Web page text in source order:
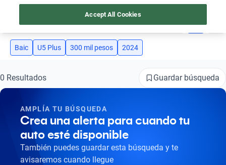
Busca por modelo
Busca por versión
Busca por marca
Busca por modelo
Busca por versión
Busca por año
Baic U5 Plus 300 mil pesos 2024
0 Resultados Guardar búsqueda
AMPLÍA TU BÚSQUEDA
Crea una alerta para cuando tu
auto esté disponible
También puedes guardar esta búsqueda y te
avisaremos cuando llegue
Accept All Cookies